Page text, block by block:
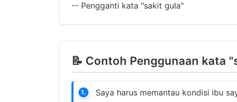
-- Pengganti kata "sakit gula"
📝 Contoh Penggunaan kata
1. Saya harus memantau kondisi ibu